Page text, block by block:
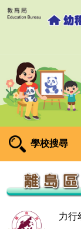
學校搜尋
力行